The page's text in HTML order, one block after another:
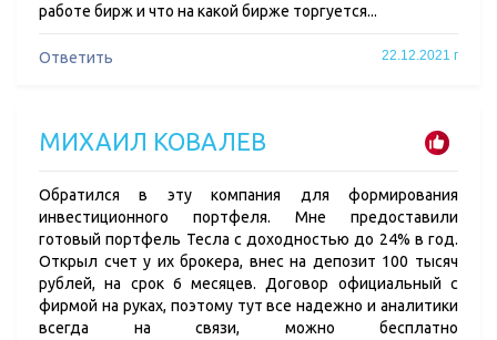
работе бирж и что на какой бирже торгуется...
Ответить 22.12.2021 г
МИХАИЛ КОВАЛЕВ
Обратился в эту компания для формирования
инвестиционного портфеля. Мне предоставили
готовый портфель Тесла с доходностью до 24% в год.
Открыл счет у их брокера, внес на депозит 100 тысяч
рублей, на срок 6 месяцев. Договор официальный с
фирмой на руках, поэтому тут все надежно и аналитики
всегда на связи, можно бесплатно